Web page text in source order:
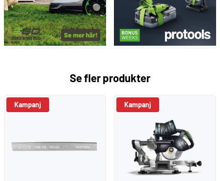
Se fler produkter
Kampanj Kampanj